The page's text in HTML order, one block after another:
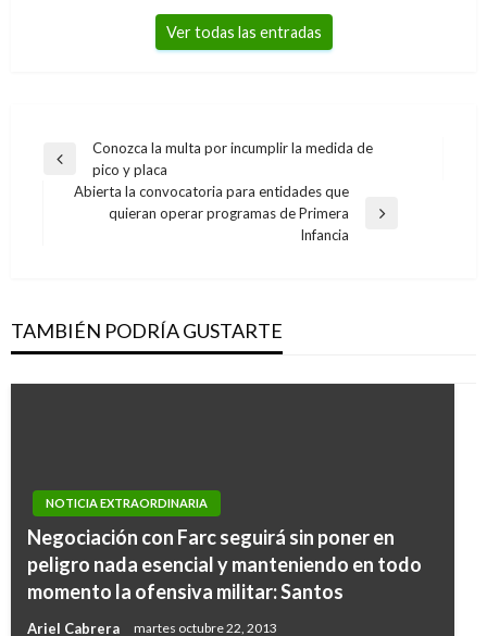
Ver todas las entradas
Navegación
entradas
Entrada
anterior
Conozca la multa por incumplir la medida de
pico y placa
Entrada
Abierta la convocatoria para entidades que
quieran operar programas de Primera
Infancia
TAMBIÉN PODRÍA GUSTARTE
NOTICIA EXTRAORDINARIA
Negociación con Farc seguirá sin poner en
peligro nada esencial y manteniendo en todo
momento la ofensiva militar: Santos
Ariel Cabrera martes octubre 22, 2013
Ataque terrorista con explosivos deja un
policía muerto y 4 más heridos al norte de